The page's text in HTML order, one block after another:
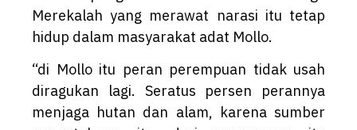
Merekalah yang merawat narasi itu tetap
hidup dalam masyarakat adat Mollo.
“di Mollo itu peran perempuan tidak usah
diragukan lagi. Seratus persen perannya
menjaga hutan dan alam, karena sumber